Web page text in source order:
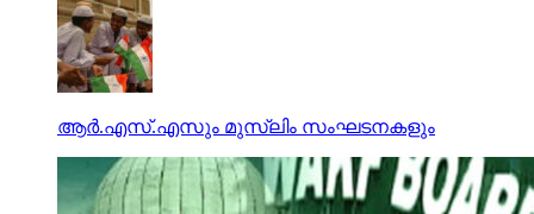
ആര്‍.എസ്.എസും മുസ്‌ലിം സംഘടനകളും